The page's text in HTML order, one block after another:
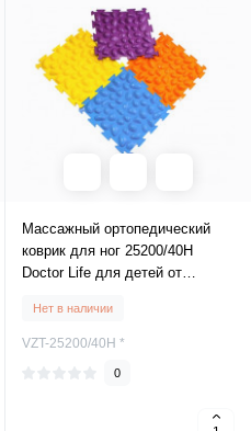
Массажный ортопедический
коврик для ног 25200/40H
Doctor Life для детей от
Нет в наличии
VZT-25200/40H *
0